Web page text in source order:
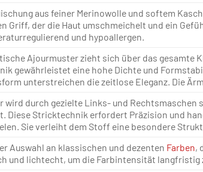
aus feiner Merinowolle und softem
Griff, der die Haut umschmeichelt und ein
und hypoallergen.
Ajourmuster zieht sich über das
gewährleistet eine hohe Dichte und
unterstreichen die zeitlose Eleganz. Die
wird durch gezielte Links- und Rechtsmaschen
Diese Stricktechnik erfordert Präzision und
Sie verleiht dem Stoff eine besondere
Auswahl an klassischen und dezenten Farben,
und lichtecht, um die Farbintensität langfristig